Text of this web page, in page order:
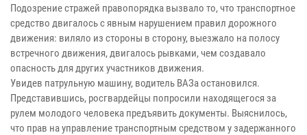
Подозрение стражей правопорядка вызвало то, что транспортное
средство двигалось с явным нарушением правил дорожного
движения: виляло из стороны в сторону, выезжало на полосу
встречного движения, двигалось рывками, чем создавало
опасность для других участников движения.
Увидев патрульную машину, водитель ВАЗа остановился.
Представившись, росгвардейцы попросили находящегося за
рулем молодого человека предъявить документы. Выяснилось,
что прав на управление транспортным средством у задержанного